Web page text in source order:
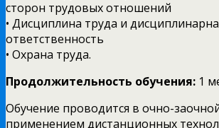
сторон трудовых отношений
• Дисциплина труда и
ответственность
• Охрана труда.
Продолжительность обучения: 1
Обучение проводится в очно-
применением дистанционных